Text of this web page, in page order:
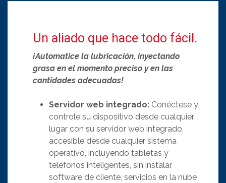
Un aliado que hace todo fácil.
¡Automatice la lubricación, inyectando
grasa en el momento preciso y en las
cantidades adecuadas!
Servidor web integrado: Conéctese y
controle su dispositivo desde cualquier
lugar con su servidor web integrado,
accesible desde cualquier sistema
operativo, incluyendo tabletas y
teléfonos inteligentes, sin instalar
software de cliente, servicios en la nube